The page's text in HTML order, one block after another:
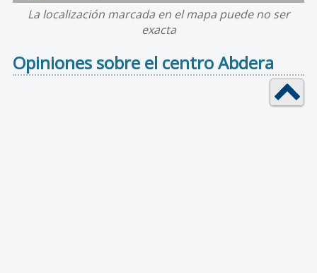
La localización marcada en el mapa puede no ser
exacta
Opiniones sobre el centro Abdera